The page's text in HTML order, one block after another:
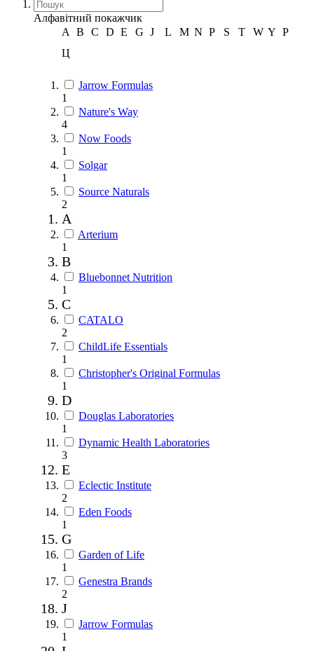
Алфавітний покажчик
A
B C D E G J L M N P S T W Y Р
Ц
Jarrow Formulas
1
Nature's Way
4
Now Foods
1
Solgar
1
Source Naturals
2
A
Arterium
1
B
Bluebonnet Nutrition
1
C
CATALO
2
ChildLife Essentials
1
Christopher's Original Formulas
1
D
Douglas Laboratories
1
Dynamic Health Laboratories
3
E
Eclectic Institute
2
Eden Foods
1
G
Garden of Life
1
Genestra Brands
2
J
Jarrow Formulas
1